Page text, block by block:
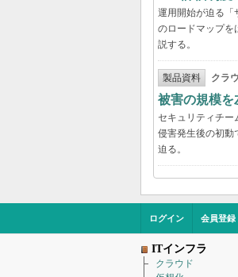
運用開始が迫る「
のロードマップを
説する。
製品資料 クラ
被害の規模を
セキュリティチー
侵害発生後の初動
迫る。
ログイン 会員登録
ITインフラ
クラウド